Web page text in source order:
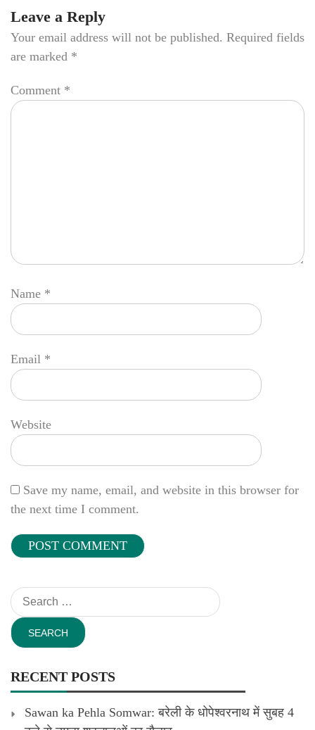
Leave a Reply
Your email address will not be published. Required fields
are marked *
Comment *
Name *
Email *
Website
Save my name, email, and website in this browser for
the next time I comment.
Search
for:
RECENT POSTS
Sawan ka Pehla Somwar: बरेली के धोपेश्वरनाथ में सुबह 4